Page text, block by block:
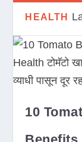
HEALTH
10